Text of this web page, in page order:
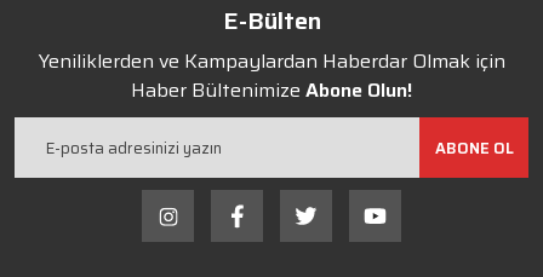
E-Bülten
Yeniliklerden ve Kampaylardan Haberdar Olmak için
Haber Bültenimize Abone Olun!
ABONE OL